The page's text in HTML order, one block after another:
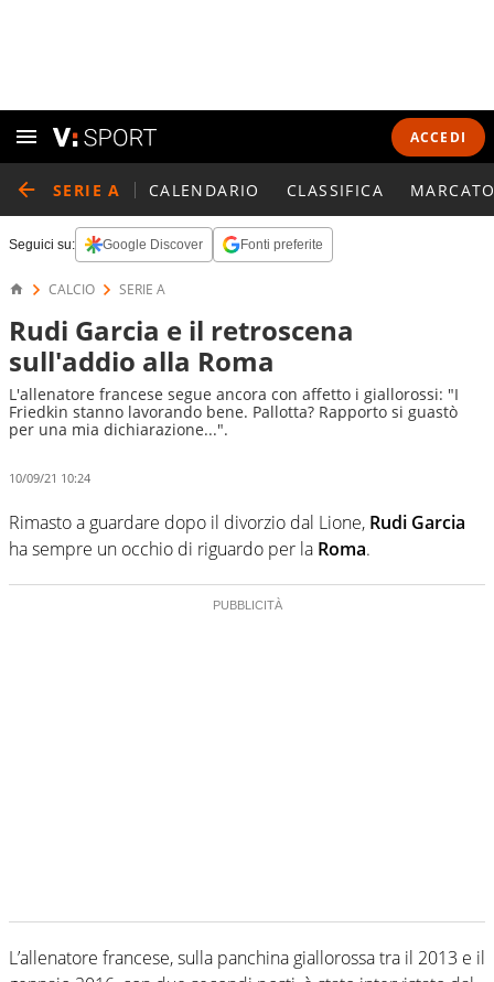
ACCEDI
SERIE A CALENDARIO CLASSIFICA
Seguici su: Google Discover Fonti preferite
CALCIO SERIE A
Rudi Garcia e il retroscena
sull'addio alla Roma
L'allenatore francese segue ancora con affetto i giallorossi: "I
Friedkin stanno lavorando bene. Pallotta? Rapporto si guastò
per una mia dichiarazione...".
10/09/21 10:24
Rimasto a guardare dopo il divorzio dal Lione, Rudi Garcia
ha sempre un occhio di riguardo per la Roma.
L’allenatore francese, sulla panchina giallorossa tra il 2013 e il